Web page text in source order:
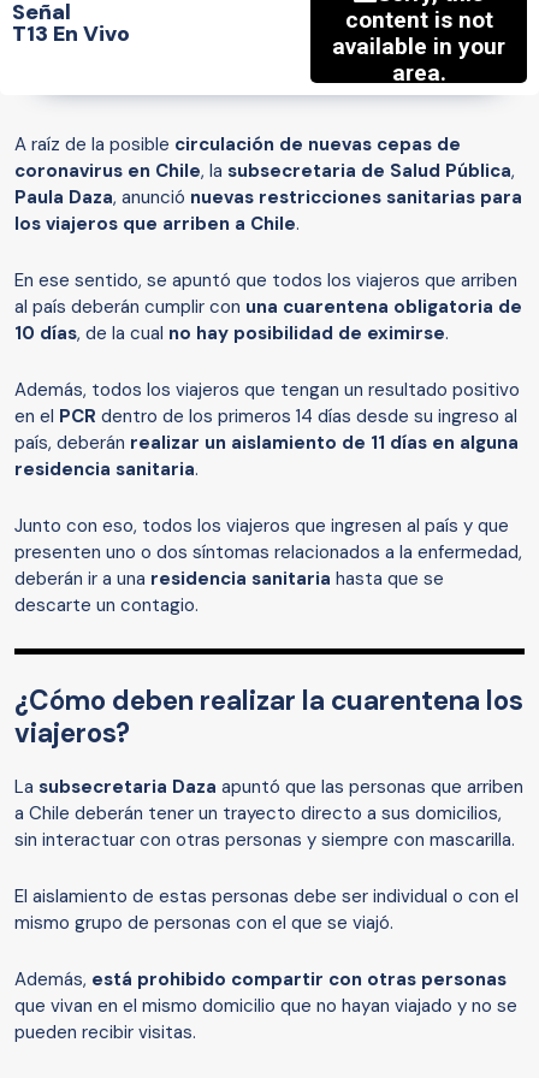
Señal
T13 En Vivo
A raíz de la posible circulación de nuevas cepas de
coronavirus en Chile, la subsecretaria de Salud Pública,
Paula Daza, anunció nuevas restricciones sanitarias para
los viajeros que arriben a Chile.
En ese sentido, se apuntó que todos los viajeros que arriben
al país deberán cumplir con una cuarentena obligatoria de
10 días, de la cual no hay posibilidad de eximirse.
Además, todos los viajeros que tengan un resultado positivo
en el PCR dentro de los primeros 14 días desde su ingreso al
país, deberán realizar un aislamiento de 11 días en alguna
residencia sanitaria.
Junto con eso, todos los viajeros que ingresen al país y que
presenten uno o dos síntomas relacionados a la enfermedad,
deberán ir a una residencia sanitaria hasta que se
descarte un contagio.
¿Cómo deben realizar la cuarentena los
viajeros?
La subsecretaria Daza apuntó que las personas que arriben
a Chile deberán tener un trayecto directo a sus domicilios,
sin interactuar con otras personas y siempre con mascarilla.
El aislamiento de estas personas debe ser individual o con el
mismo grupo de personas con el que se viajó.
Además, está prohibido compartir con otras personas
que vivan en el mismo domicilio que no hayan viajado y no se
pueden recibir visitas.